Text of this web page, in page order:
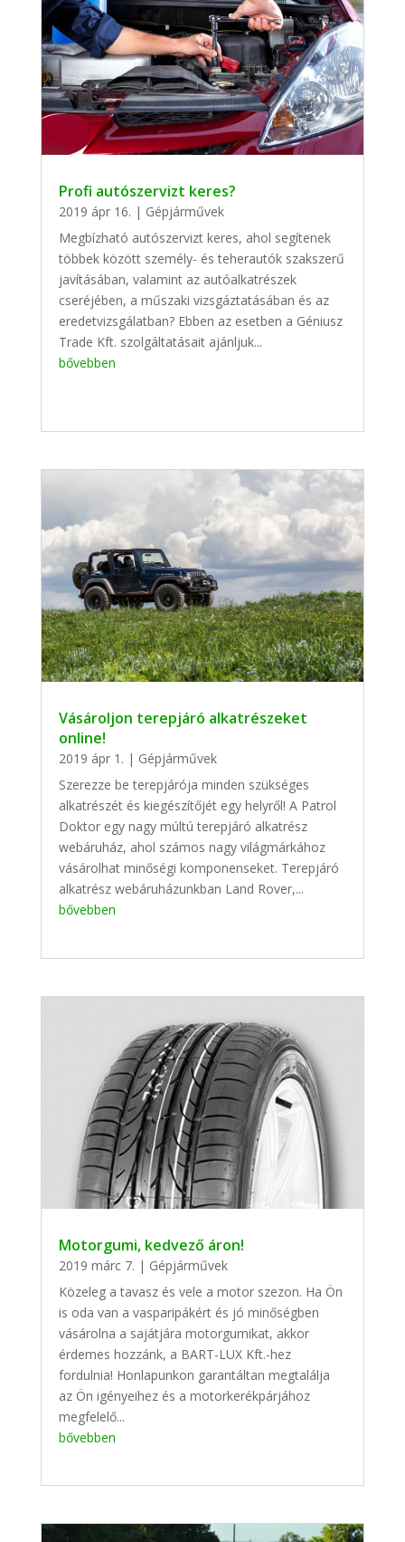
Profi autószervizt keres?
2019 ápr 16. | Gépjárművek
Megbízható autószervizt keres, ahol segítenek
többek között személy- és teherautók szakszerű
javításában, valamint az autóalkatrészek
cseréjében, a műszaki vizsgáztatásában és az
eredetvizsgálatban? Ebben az esetben a Géniusz
Trade Kft. szolgáltatásait ajánljuk...
bővebben
Vásároljon terepjáró alkatrészeket
online!
2019 ápr 1. | Gépjárművek
Szerezze be terepjárója minden szükséges
alkatrészét és kiegészítőjét egy helyről! A Patrol
Doktor egy nagy múltú terepjáró alkatrész
webáruház, ahol számos nagy világmárkához
vásárolhat minőségi komponenseket. Terepjáró
alkatrész webáruházunkban Land Rover,...
bővebben
Motorgumi, kedvező áron!
2019 márc 7. | Gépjárművek
Közeleg a tavasz és vele a motor szezon. Ha Ön
is oda van a vasparipákért és jó minőségben
vásárolna a sajátjára motorgumikat, akkor
érdemes hozzánk, a BART-LUX Kft.-hez
fordulnia! Honlapunkon garantáltan megtalálja
az Ön igényeihez és a motorkerékpárjához
megfelelő...
bővebben